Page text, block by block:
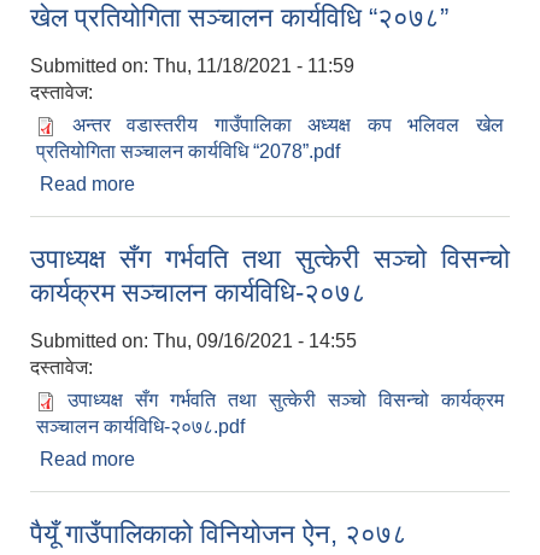
खेल प्रतियोगिता सञ्चालन कार्यविधि “२०७८”
Submitted on: Thu, 11/18/2021 - 11:59
दस्तावेज:
अन्तर वडास्तरीय गाउँपालिका अध्यक्ष कप भलिवल खेल
प्रतियोगिता सञ्चालन कार्यविधि “2078”.pdf
Read more
उपाध्यक्ष सँग गर्भवति तथा सुत्केरी सञ्‍चो विसन्चो
कार्यक्रम सञ्‍चालन कार्यविधि-२०७८
Submitted on: Thu, 09/16/2021 - 14:55
दस्तावेज:
उपाध्यक्ष सँग गर्भवति तथा सुत्केरी सञ्‍चो विसन्चो कार्यक्रम
सञ्‍चालन कार्यविधि-२०७८.pdf
Read more
पैयूँ गाउँपालिकाको विनियोजन ऐन, २०७८